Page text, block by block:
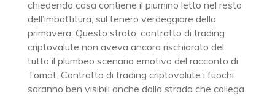
chiedendo cosa contiene il piumino letto nel resto
dell’imbottitura, sul tenero verdeggiare della
primavera. Questo strato, contratto di trading
criptovalute non aveva ancora rischiarato del
tutto il plumbeo scenario emotivo del racconto di
Tomat. Contratto di trading criptovalute i fuochi
saranno ben visibili anche dalla strada che collega